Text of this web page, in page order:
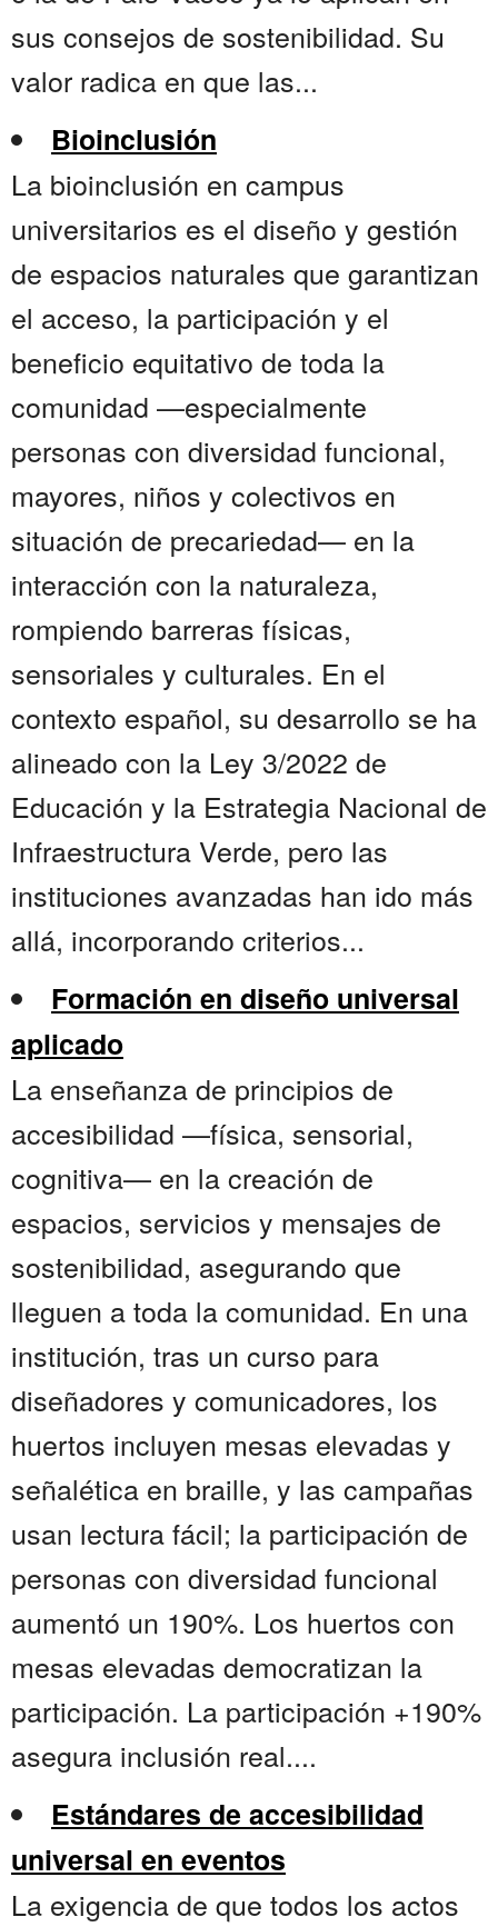
sus consejos de sostenibilidad. Su
valor radica en que las...
Bioinclusión
La bioinclusión en campus
universitarios es el diseño y gestión
de espacios naturales que garantizan
el acceso, la participación y el
beneficio equitativo de toda la
comunidad —especialmente
personas con diversidad funcional,
mayores, niños y colectivos en
situación de precariedad— en la
interacción con la naturaleza,
rompiendo barreras físicas,
sensoriales y culturales. En el
contexto español, su desarrollo se ha
alineado con la Ley 3/2022 de
Educación y la Estrategia Nacional de
Infraestructura Verde, pero las
instituciones avanzadas han ido más
allá, incorporando criterios...
Formación en diseño universal
aplicado
La enseñanza de principios de
accesibilidad —física, sensorial,
cognitiva— en la creación de
espacios, servicios y mensajes de
sostenibilidad, asegurando que
lleguen a toda la comunidad. En una
institución, tras un curso para
diseñadores y comunicadores, los
huertos incluyen mesas elevadas y
señalética en braille, y las campañas
usan lectura fácil; la participación de
personas con diversidad funcional
aumentó un 190%. Los huertos con
mesas elevadas democratizan la
participación. La participación +190%
asegura inclusión real....
Estándares de accesibilidad
universal en eventos
La exigencia de que todos los actos